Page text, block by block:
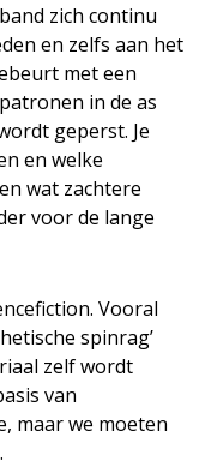
zich continu
en zelfs aan het
met een
in de as
geperst. Je
en welke
wat zachtere
voor de lange
Vooral
spinrag’
zelf wordt
van
maar we moeten